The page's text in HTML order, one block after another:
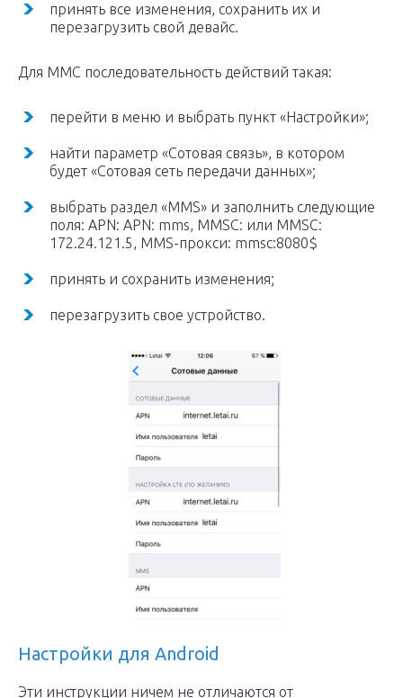
принять все изменения, сохранить их и
перезагрузить свой девайс.
Для ММС последовательность действий такая:
перейти в меню и выбрать пункт «Настройки»;
найти параметр «Сотовая связь», в котором
будет «Сотовая сеть передачи данных»;
выбрать раздел «MMS» и заполнить следующие
поля: APN: APN: mms, MMSC: или MMSC:
172.24.121.5, MMS-прокси: mmsc:8080$
принять и сохранить изменения;
перезагрузить свое устройство.
Настройки для Android
Эти инструкции ничем не отличаются от